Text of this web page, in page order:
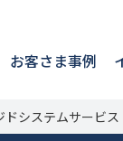
お客さま事例
システムサービス